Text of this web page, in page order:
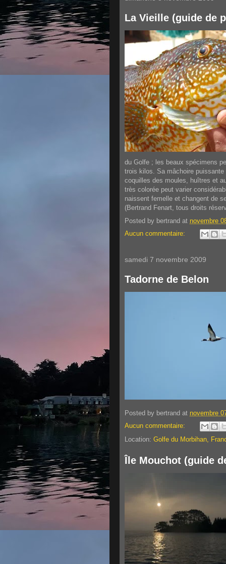
La Vieille (guide de
du Golfe ; les beaux spécimens
trois kilos. Sa mâchoire
coquilles des moules, huîtres et
très colorée peut varier
naissent femelle et changent de
(Bertrand Fenart, tous droits
Posted by bertrand at novembre
Aucun commentaire:
samedi 7 novembre 2009
Tadorne de Belon
Posted by bertrand at novembre
Aucun commentaire:
Location: Golfe du Morbihan,
Île Mouchot (guide